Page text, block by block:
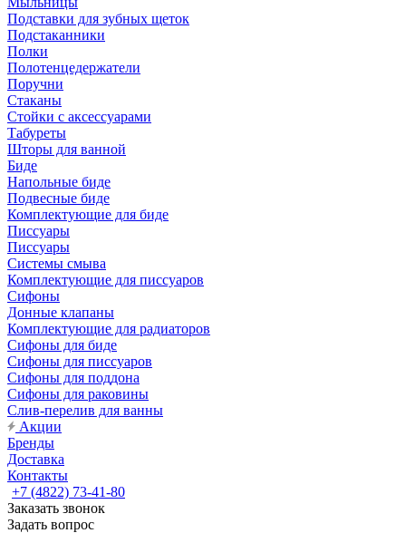
Подставки для зубных щеток
Подстаканники
Полки
Полотенцедержатели
Поручни
Стаканы
Стойки с аксессуарами
Табуреты
Шторы для ванной
Биде
Напольные биде
Подвесные биде
Комплектующие для биде
Писсуары
Писсуары
Системы смыва
Комплектующие для писсуаров
Сифоны
Донные клапаны
Комплектующие для радиаторов
Сифоны для биде
Сифоны для писсуаров
Сифоны для поддона
Сифоны для раковины
Слив-перелив для ванны
Акции
Бренды
Доставка
Контакты
+7 (4822) 73-41-80
Заказать звонок
Задать вопрос